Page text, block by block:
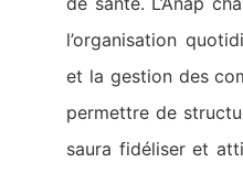
l’organisation
et la gestion des
permettre de
saura fidéliser et